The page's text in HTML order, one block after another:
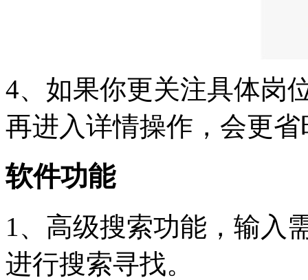
4、如果你更关注具体岗
再进入详情操作，会更省
软件功能
1、高级搜索功能，输入
进行搜索寻找。